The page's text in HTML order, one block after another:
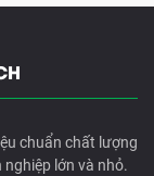
chuẩn chất lượng
lớn và nhỏ.